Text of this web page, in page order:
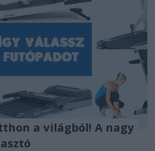
a világból! A nagy